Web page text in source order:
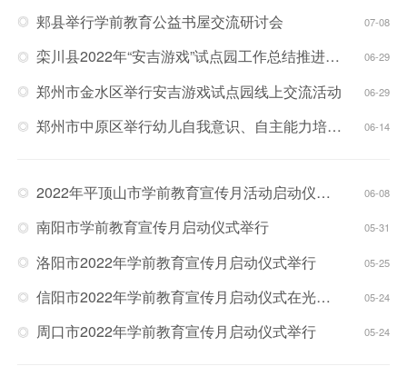
郏县举行学前教育公益书屋交流研讨会 07-08
栾川县2022年“安吉游戏”试点园工作总结推进会举行 06-29
郑州市金水区举行安吉游戏试点园线上交流活动 06-29
郑州市中原区举行幼儿自我意识、自主能力培养优秀案例交流会 06-14
2022年平顶山市学前教育宣传月活动启动仪式暨幼儿行为观察与分析现场比赛举行 06-08
南阳市学前教育宣传月启动仪式举行 05-31
洛阳市2022年学前教育宣传月启动仪式举行 05-25
信阳市2022年学前教育宣传月启动仪式在光山举行 05-24
周口市2022年学前教育宣传月启动仪式举行 05-24